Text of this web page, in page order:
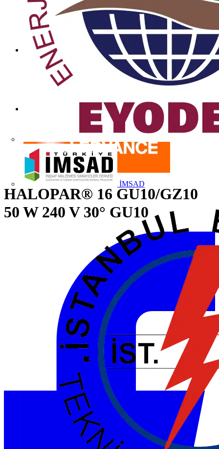
İMSAD
HALOPAR® 16 GU10/GZ10
50 W 240 V 30° GU10